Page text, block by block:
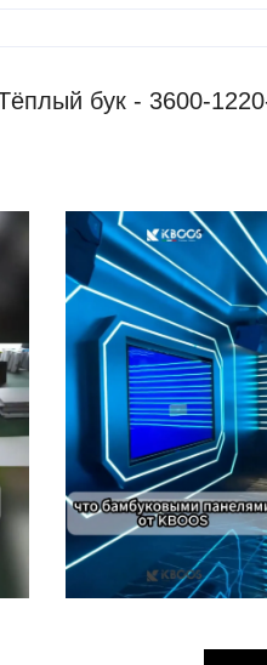
бук - 3600-